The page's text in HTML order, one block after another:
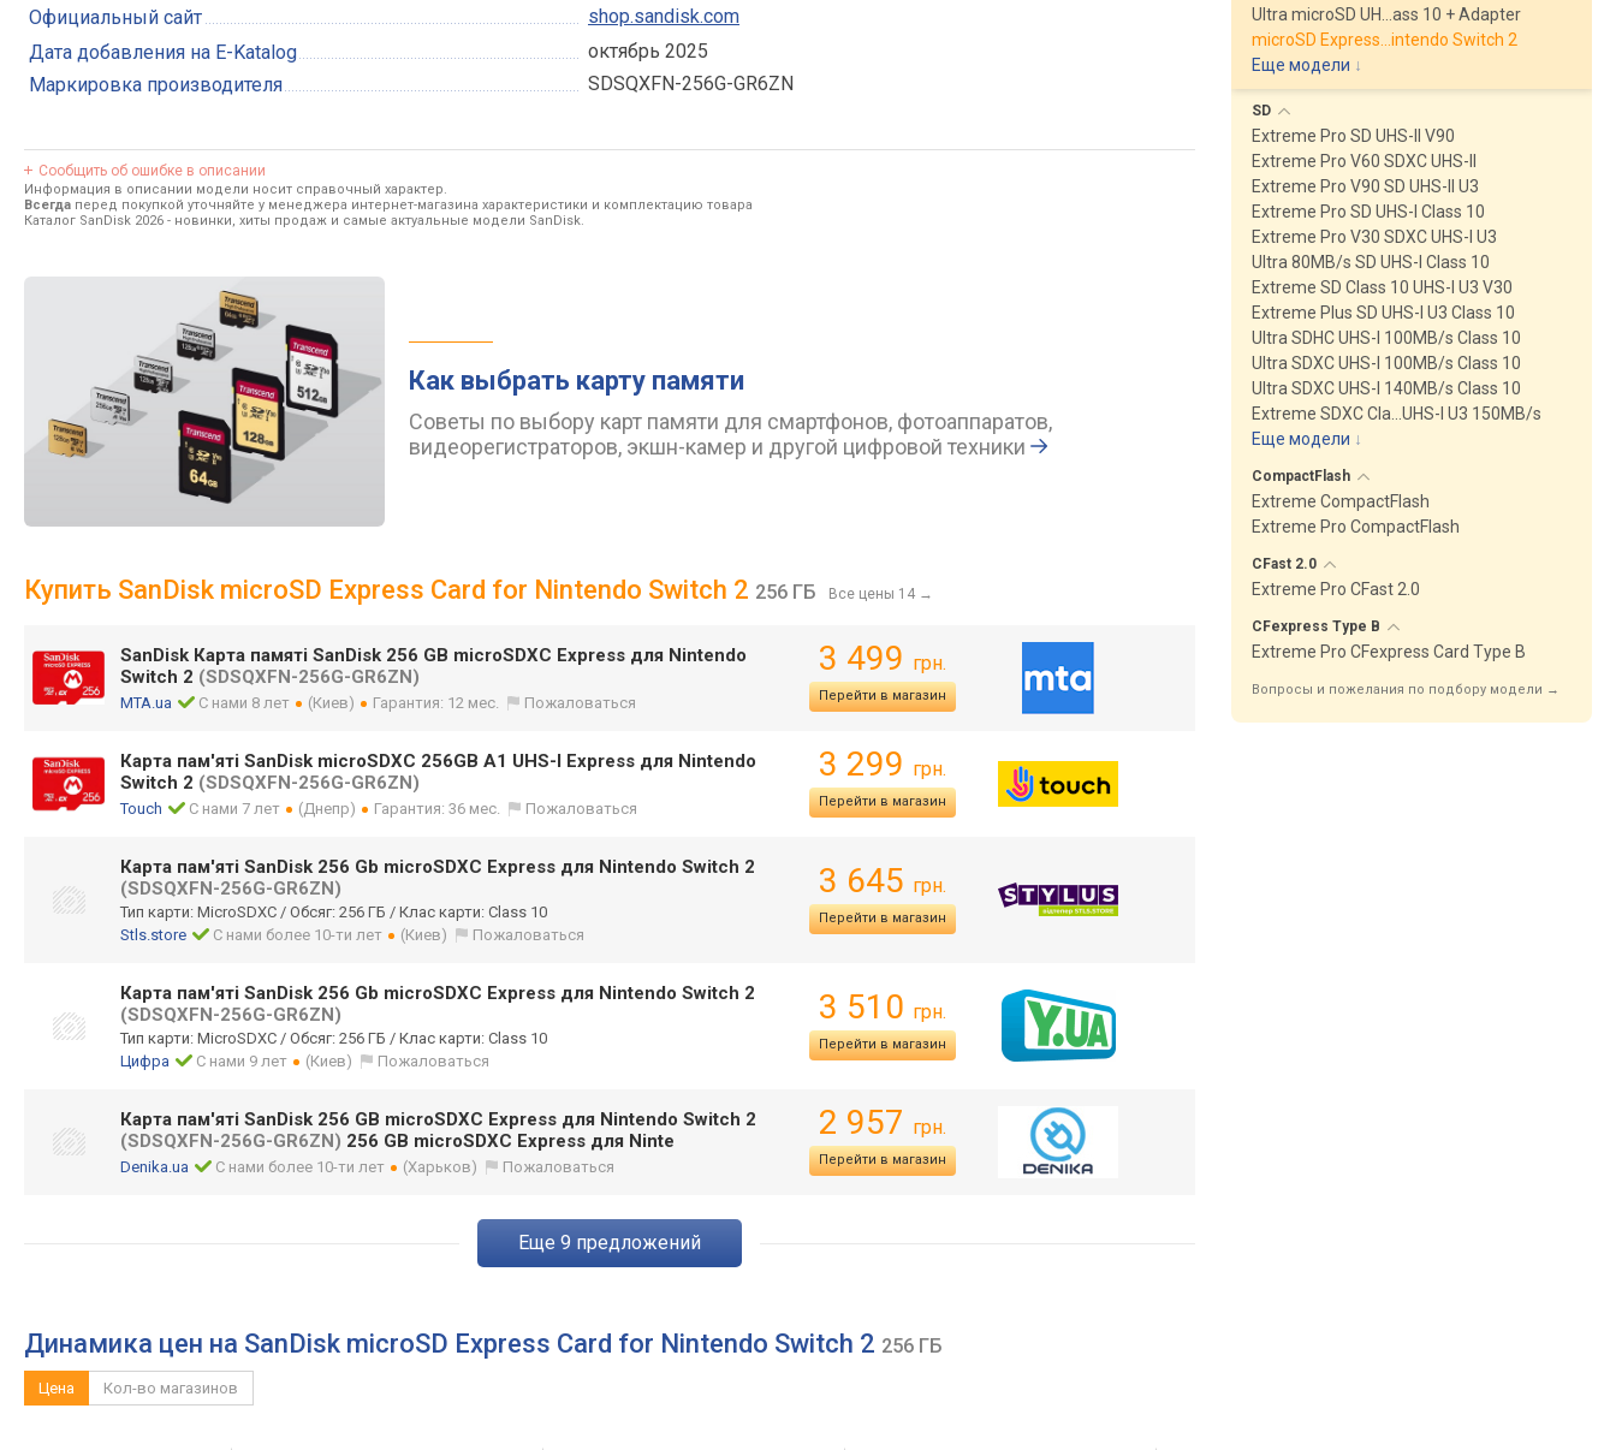
Официальный сайт
shop.sandisk.com
Дата добавления на E-Katalog
октябрь 2025
Маркировка производителя
SDSQXFN-256G-GR6ZN
Сообщить об ошибке в описании
Информация в описании модели носит справочный характер.
Всегда перед покупкой уточняйте у менеджера интернет-магазина характеристики и комплектацию товара
Каталог SanDisk 2026 - новинки, хиты продаж и самые актуальные модели SanDisk.
Как выбрать карту памяти
Советы по выбору карт памяти для смартфонов, фотоаппаратов,
видеорегистраторов, экшн-камер и другой цифровой техники
Купить SanDisk microSD Express Card for Nintendo Switch 2 256 ГБ Все цены 14 →
SanDisk Карта памяті SanDisk 256 GB microSDXC Express для Nintendo
Switch 2 (SDSQXFN-256G-GR6ZN)
MTA.ua С нами 8 лет (Киев) Гарантия: 12 мес. Пожаловаться
3 499 грн.
Перейти в магазин
Карта пам'яті SanDisk microSDXC 256GB A1 UHS-I Express для Nintendo
Switch 2 (SDSQXFN-256G-GR6ZN)
Touch С нами 7 лет (Днепр) Гарантия: 36 мес. Пожаловаться
3 299 грн.
Перейти в магазин
Карта пам'яті SanDisk 256 Gb microSDXC Express для Nintendo Switch 2
(SDSQXFN-256G-GR6ZN)
Тип карти: MicroSDXC / Обсяг: 256 ГБ / Клас карти: Class 10
Stls.store
С нами более 10-ти лет (Киев) Пожаловаться
3 645 грн.
Перейти в магазин
Карта пам'яті SanDisk 256 Gb microSDXC Express для Nintendo Switch 2
(SDSQXFN-256G-GR6ZN)
Тип карти: MicroSDXC / Обсяг: 256 ГБ / Клас карти: Class 10
Цифра
С нами 9 лет (Киев) Пожаловаться
3 510 грн.
Перейти в магазин
Карта пам'яті SanDisk 256 GB microSDXC Express для Nintendo Switch 2
(SDSQXFN-256G-GR6ZN) 256 GB microSDXC Express для Ninte
Denika.ua С нами более 10-ти лет (Харьков) Пожаловаться
2 957 грн.
Перейти в магазин
eще 9 предложений
Динамика цен на SanDisk microSD Express Card for Nintendo Switch 2 256 ГБ
Цена Кол-во магазинов
Ultra microSD UH…ass 10 + Adapter
microSD Express…intendo Switch 2
Еще модели ↓
SD
Extreme Pro SD UHS-II V90
Extreme Pro V60 SDXC UHS-II
Extreme Pro V90 SD UHS-II U3
Extreme Pro SD UHS-I Class 10
Extreme Pro V30 SDXC UHS-I U3
Ultra 80MB/s SD UHS-I Class 10
Extreme SD Class 10 UHS-I U3 V30
Extreme Plus SD UHS-I U3 Class 10
Ultra SDHC UHS-I 100MB/s Class 10
Ultra SDXC UHS-I 100MB/s Class 10
Ultra SDXC UHS-I 140MB/s Class 10
Extreme SDXC Cla…UHS-I U3 150MB/s
Еще модели ↓
CompactFlash
Extreme CompactFlash
Extreme Pro CompactFlash
CFast 2.0
Extreme Pro CFast 2.0
CFexpress Type B
Extreme Pro CFexpress Card Type B
Вопросы и пожелания по подбору модели →